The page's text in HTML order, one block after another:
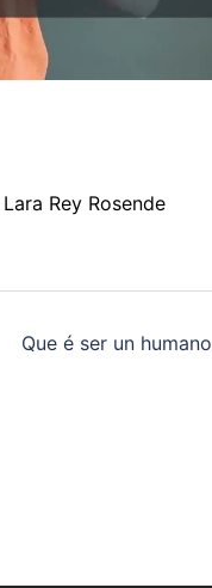
Rey Rosende
Que é ser un humano